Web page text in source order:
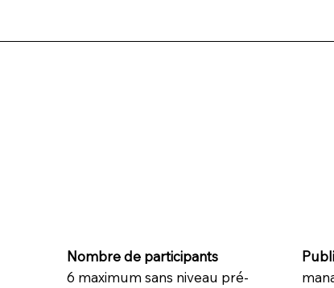
Nombre de participants
6 maximum sans niveau pré-